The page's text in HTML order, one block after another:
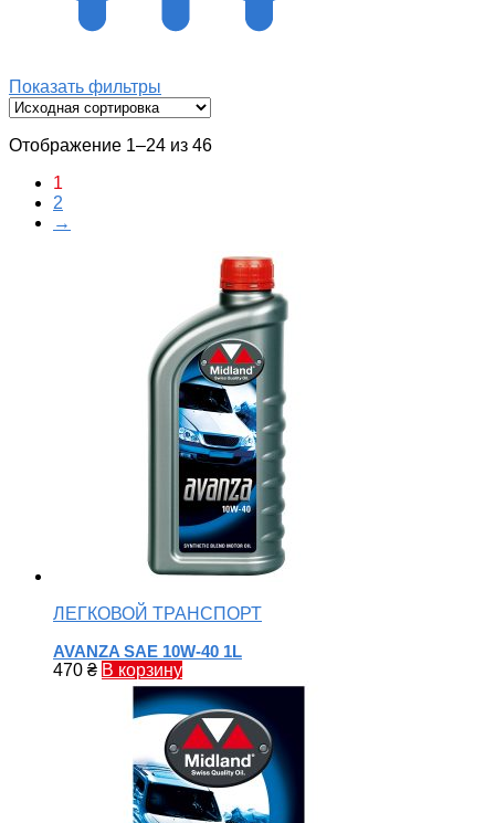
Показать фильтры
Отображение 1–24 из 46
1
2
→
ЛЕГКОВОЙ ТРАНСПОРТ
AVANZA SAE 10W-40 1L
470 ₴ В корзину